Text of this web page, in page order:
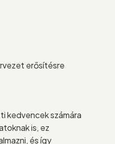
erősítésre
kedvencek számára
is, ez
és így